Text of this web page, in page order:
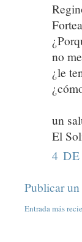
no
¿le
un
El
4
Publicar
Entrada más